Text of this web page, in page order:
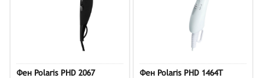
Фен Polaris PHD 2067 Фен Polaris PHD 1464T